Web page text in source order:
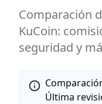
Comparación
KuCoin:
seguridad y
Última